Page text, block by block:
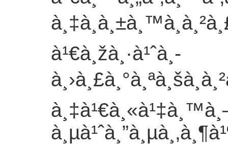
à¹€à¸žà¸·à¹ˆà¸­